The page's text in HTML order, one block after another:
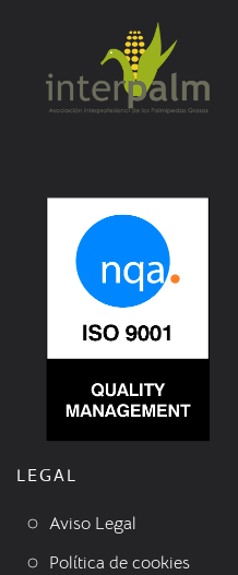
LEGAL
Aviso Legal
Política de cookies